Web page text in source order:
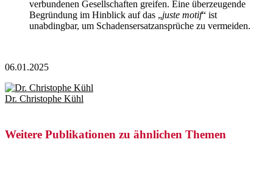
verbundenen Gesellschaften greifen. Eine überzeugende
Begründung im Hinblick auf das „juste motif“ ist
unabdingbar, um Schadensersatzansprüche zu vermeiden.
06.01.2025
Dr. Christophe Kühl
Weitere Publikationen zu ähnlichen Themen